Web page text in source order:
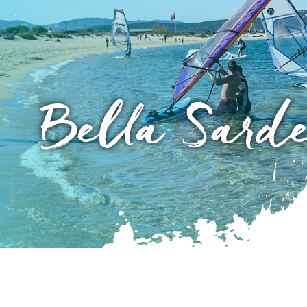
Bella